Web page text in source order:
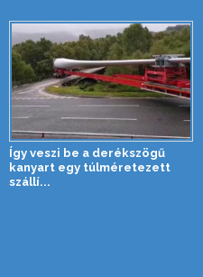
Így veszi be a derékszögű
kanyart egy túlméretezett
szállí...